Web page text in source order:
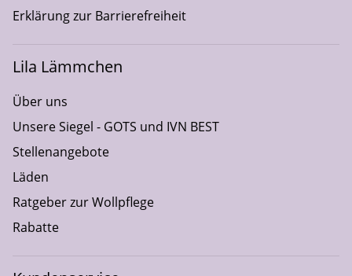
Erklärung zur Barrierefreiheit
Lila Lämmchen
Über uns
Unsere Siegel - GOTS und IVN BEST
Stellenangebote
Läden
Ratgeber zur Wollpflege
Rabatte